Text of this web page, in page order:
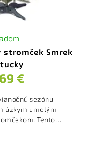
stromček Smrek
69 €
sezónu
úzkym umelým
Tento